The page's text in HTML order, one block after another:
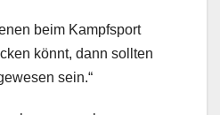
beim Kampfsport
könnt, dann sollten
sein.“